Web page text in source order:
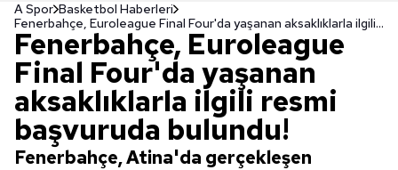
A Spor Basketbol Haberleri
Fenerbahçe, Euroleague Final Four'da yaşanan aksaklıklarla ilgili resmi başvuruda bulundu!
Fenerbahçe, Euroleague
Final Four'da yaşanan
aksaklıklarla ilgili resmi
başvuruda bulundu!
Fenerbahçe, Atina'da gerçekleşen